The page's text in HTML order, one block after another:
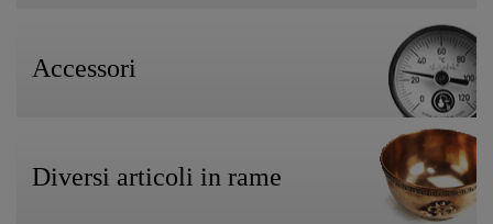
Accessori
Diversi articoli in rame